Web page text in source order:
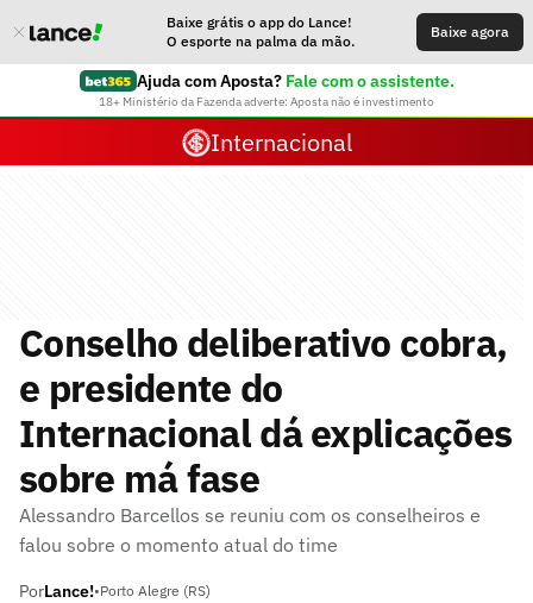
Baixe grátis o app do Lance!
O esporte na palma da mão.
Baixe agora
Ajuda com Aposta? Fale com o assistente.
18+ Ministério da Fazenda adverte: Aposta não é investimento
Internacional
Conselho deliberativo cobra,
e presidente do
Internacional dá explicações
sobre má fase
Alessandro Barcellos se reuniu com os conselheiros e
falou sobre o momento atual do time
PorLance!•Porto Alegre (RS)